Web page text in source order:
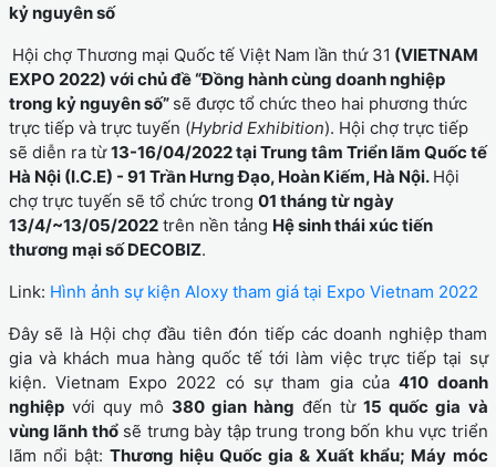
kỷ nguyên số
Hội chợ Thương mại Quốc tế Việt Nam lần thứ 31 (VIETNAM
EXPO 2022) với chủ đề “Đồng hành cùng doanh nghiệp
trong kỷ nguyên số” sẽ được tổ chức theo hai phương thức
trực tiếp và trực tuyến (Hybrid Exhibition). Hội chợ trực tiếp
sẽ diễn ra từ13-16/04/2022 tại Trung tâm Triển lãm Quốc tế
Hà Nội (I.C.E) - 91 Trần Hưng Đạo, Hoàn Kiếm, Hà Nội. Hội
chợ trực tuyến sẽ tổ chức trong 01 tháng từ ngày
13/4/~13/05/2022trên nền tảng Hệ sinh thái xúc tiến
thương mại số DECOBIZ.
Link: Hình ảnh sự kiện Aloxy tham giá tại Expo Vietnam 2022
Đây sẽ là Hội chợ đầu tiên đón tiếp các doanh nghiệp tham
gia và khách mua hàng quốc tế tới làm việc trực tiếp tại sự
kiện. Vietnam Expo 2022 có sự tham gia của410 doanh
nghiệpvới quy mô 380 gian hàng đến từ15 quốc gia và
vùng lãnh thổsẽ trưng bày tập trung trong bốn khu vực triển
lãm nổi bật: Thương hiệu Quốc gia & Xuất khẩu; Máy móc